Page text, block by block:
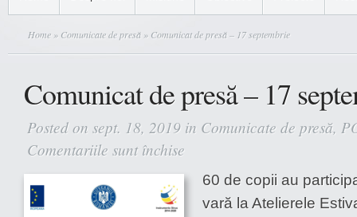
Home » Comunicate de presă » Comunicat de presă – 17 septembrie
Comunicat de presă – 17
Posted on sept. 18, 2019 in Comunicate de presă,
Comentariile sunt închise
de
presă
60 de copii au
vară la Atelierele